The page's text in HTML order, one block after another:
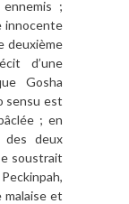
;
innocente
deuxième
d’une
Gosha
sensu est
; en
des deux
soustrait
malaise et